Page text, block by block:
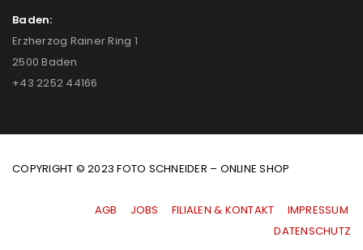
Baden:
Erzherzog Rainer Ring 1
2500 Baden
+43 2252 44166
COPYRIGHT © 2023 FOTO SCHNEIDER – ONLINE SHOP
AGB JOBS FILIALEN & KONTAKT
IMPRESSUM
|DATENSCHUTZ